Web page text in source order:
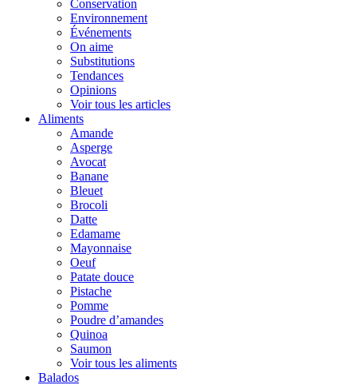
Conservation
Environnement
Événements
On aime
Substitutions
Tendances
Opinions
Voir tous les articles
Aliments
Amande
Asperge
Avocat
Banane
Bleuet
Brocoli
Datte
Edamame
Mayonnaise
Oeuf
Patate douce
Pistache
Pomme
Poudre d’amandes
Quinoa
Saumon
Voir tous les aliments
Balados